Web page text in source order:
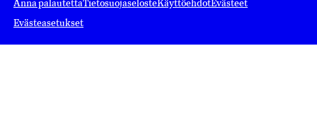
Anna palautettaTietosuojaselosteKäyttöehdotEvästeet
Evästeasetukset